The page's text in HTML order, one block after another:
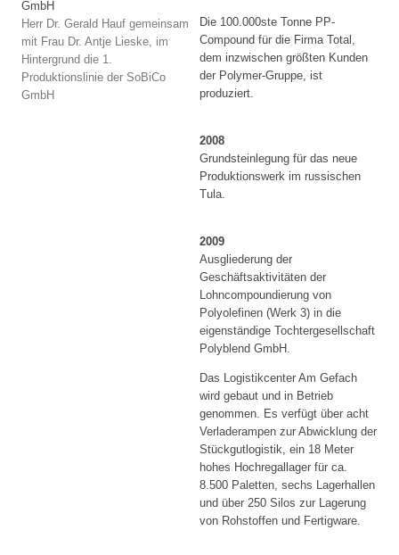
Herr Dr. Gerald Hauf gemeinsam
mit Frau Dr. Antje Lieske, im
Hintergrund die 1.
Produktionslinie der SoBiCo
GmbH
Die 100.000ste Tonne PP-
Compound für die Firma Total,
dem inzwischen größten Kunden
der Polymer-Gruppe, ist
produziert.
2008
Grundsteinlegung für das neue
Produktionswerk im russischen
Tula.
2009
Ausgliederung der
Geschäftsaktivitäten der
Lohncompoundierung von
Polyolefinen (Werk 3) in die
eigenständige Tochtergesellschaft
Polyblend GmbH.
Das Logistikcenter Am Gefach
wird gebaut und in Betrieb
genommen. Es verfügt über acht
Verladerampen zur Abwicklung der
Stückgutlogistik, ein 18 Meter
hohes Hochregallager für ca.
8.500 Paletten, sechs Lagerhallen
und über 250 Silos zur Lagerung
von Rohstoffen und Fertigware.